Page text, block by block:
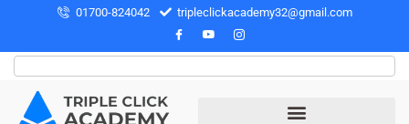
01700-824042 tripleclickacademy32@gmail.com